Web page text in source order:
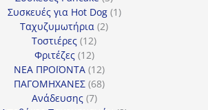
προϊόντα
Συσκευές για Hot Dog 11
Ταχυζυμωτήρια 22
Τοστιέρες 1212
προϊόντα
Φριτέζες 1212
προϊόντα
ΝΕΑ ΠΡΟΪΟΝΤΑ 1212
προϊόντα
ΠΑΓΟΜΗΧΑΝΕΣ 6868
Ανάδευσης 77